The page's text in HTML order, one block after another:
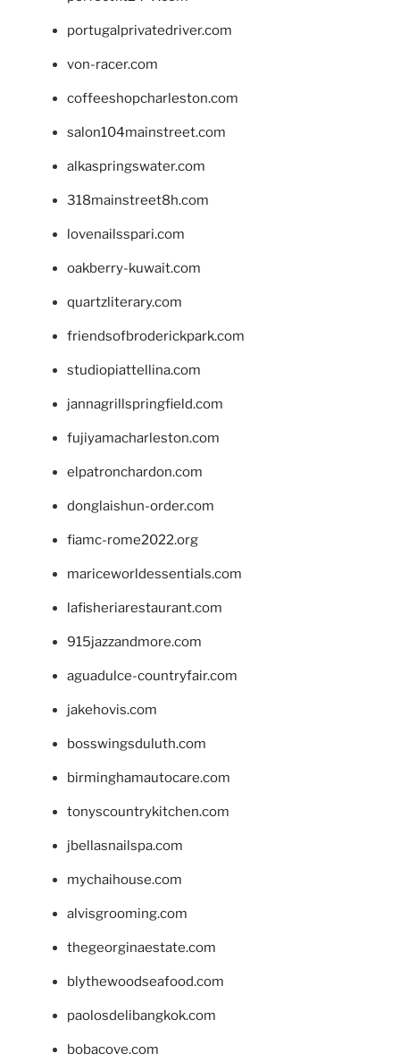
portugalprivatedriver.com
von-racer.com
coffeeshopcharleston.com
salon104mainstreet.com
alkaspringswater.com
318mainstreet8h.com
lovenailsspari.com
oakberry-kuwait.com
quartzliterary.com
friendsofbroderickpark.com
studiopiattellina.com
jannagrillspringfield.com
fujiyamacharleston.com
elpatronchardon.com
donglaishun-order.com
fiamc-rome2022.org
mariceworldessentials.com
lafisheriarestaurant.com
915jazzandmore.com
aguadulce-countryfair.com
jakehovis.com
bosswingsduluth.com
birminghamautocare.com
tonyscountrykitchen.com
jbellasnailspa.com
mychaihouse.com
alvisgrooming.com
thegeorginaestate.com
blythewoodseafood.com
paolosdelibangkok.com
bobacove.com